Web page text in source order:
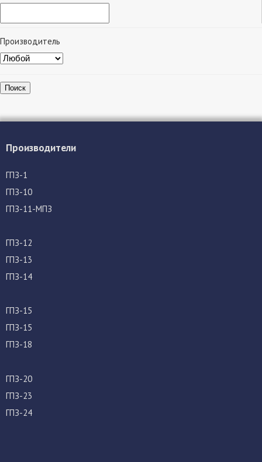
Производитель
Поиск
Производители
ГПЗ-1
ГПЗ-10
ГПЗ-11-МПЗ
ГПЗ-12
ГПЗ-13
ГПЗ-14
ГПЗ-15
ГПЗ-15
ГПЗ-18
ГПЗ-20
ГПЗ-23
ГПЗ-24